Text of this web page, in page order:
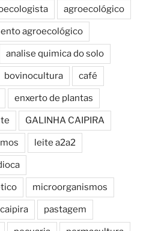
agroecológico
agroecológico
analise quimica do solo
bovinocultura café
enxerto de plantas
GALINHA CAIPIRA
leite a2a2
microorganismos
pastagem